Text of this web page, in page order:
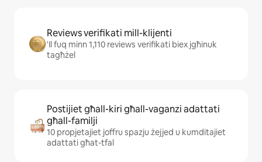
Reviews verifikati mill-klijenti
'Il fuq minn 1,110 reviews verifikati biex jgħinuk
tagħżel
Postijiet għall-kiri għall-vaganzi adattati
għall-familji
10 propjetajiet joffru spazju żejjed u kumditajiet
adattati għat-tfal